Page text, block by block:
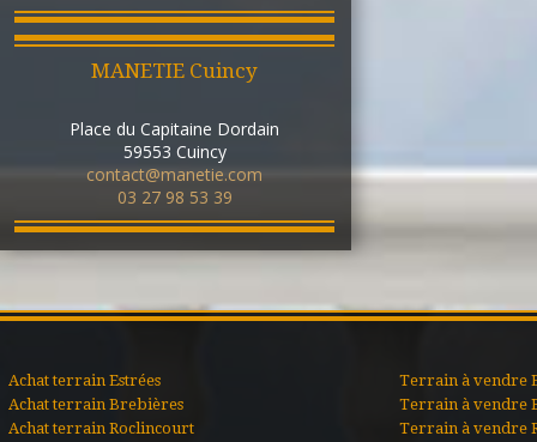
MANETIE Cuincy
Place du Capitaine Dordain
59553 Cuincy
contact@manetie.com
03 27 98 53 39
Achat terrain Estrées
Achat terrain Brebières
Achat terrain Roclincourt
Terrain à vendre
Terrain à vendre
Terrain à vendre